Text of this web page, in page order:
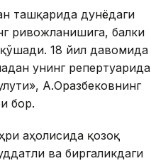
ташқарида дунёдаги
ривожланишига, балки
қўшади. 18 йил давомида
унинг репертуарида
А.Оразбековнинг
бор.
аҳолисида қозоқ
ва биргаликдаги